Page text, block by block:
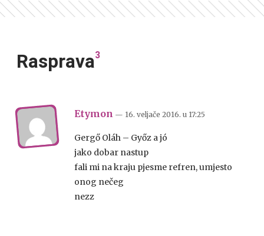
Rasprava3
Etymon — 16. veljače 2016. u 17:25
Gergő Oláh – Győz a jó
jako dobar nastup
fali mi na kraju pjesme refren, umjesto
onog nečeg
nezz